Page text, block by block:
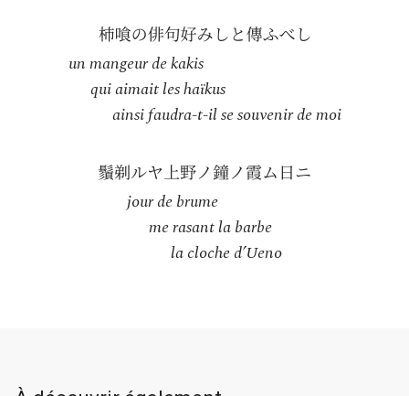
un mangeur de kakis
qui aimait les haïkus
ainsi faudra-t-il se souvenir de moi
jour de brume
me rasant la barbe
la cloche d’Ueno